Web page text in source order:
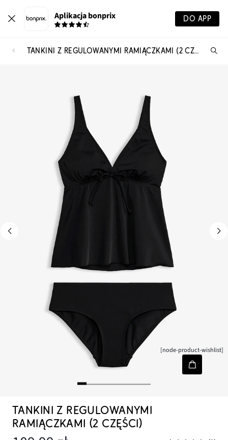
Aplikacja bonprix DO APP
TANKINI Z REGULOWANYMI RAMIĄCZKAMI (2 CZĘŚCI)
[node-product-wishlist]
TANKINI Z REGULOWANYMI
RAMIĄCZKAMI (2 CZĘŚCI)